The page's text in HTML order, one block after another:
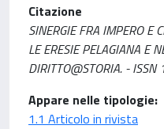
Citazione
SINERGIE FRA IMPERO E
LE ERESIE PELAGIANA E
DIRITTO@STORIA. -
Appare nelle tipologie:
1.1 Articolo in rivista